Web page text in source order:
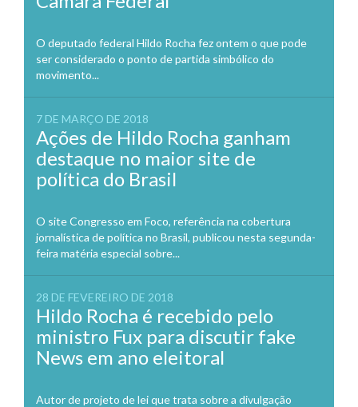
O deputado federal Hildo Rocha fez ontem o que pode
ser considerado o ponto de partida simbólico do
movimento...
7 DE MARÇO DE 2018
Ações de Hildo Rocha ganham
destaque no maior site de
política do Brasil
O site Congresso em Foco, referência na cobertura
jornalística de política no Brasil, publicou nesta segunda-
feira matéria especial sobre...
28 DE FEVEREIRO DE 2018
Hildo Rocha é recebido pelo
ministro Fux para discutir fake
News em ano eleitoral
Autor de projeto de lei que trata sobre a divulgação